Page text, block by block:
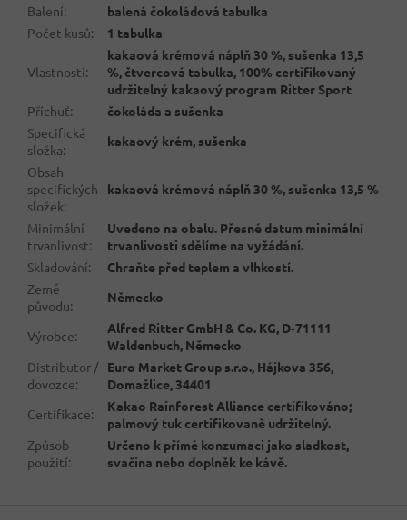
Balení:
balená čokoládová tabulka
Počet kusů: 1 tabulka
Vlastnosti:
kakaová krémová náplň 30 %, sušenka 13,5
%, čtvercová tabulka, 100% certifikovaný
udržitelný kakaový program Ritter Sport
Příchuť:
čokoláda a sušenka
Specifická
složka:
kakaový krém, sušenka
Obsah
specifických
složek:
kakaová krémová náplň 30 %, sušenka 13,5 %
Minimální
trvanlivost:
Uvedeno na obalu. Přesné datum minimální
trvanlivosti sdělíme na vyžádání.
Skladování:
Chraňte před teplem a vlhkostí.
Země
původu:
Německo
Výrobce:
Alfred Ritter GmbH & Co. KG, D-71111
Waldenbuch, Německo
Distributor /
dovozce:
Euro Market Group s.r.o., Hájkova 356,
Domažlice, 34401
Certifikace:
Kakao Rainforest Alliance certifikováno;
palmový tuk certifikovaně udržitelný.
Způsob
použití:
Určeno k přímé konzumaci jako sladkost,
svačina nebo doplněk ke kávě.